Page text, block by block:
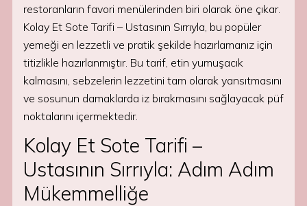
restoranların favori menülerinden biri olarak öne çıkar.
Kolay Et Sote Tarifi – Ustasının Sırrıyla, bu popüler
yemeği en lezzetli ve pratik şekilde hazırlamanız için
titizlikle hazırlanmıştır. Bu tarif, etin yumuşacık
kalmasını, sebzelerin lezzetini tam olarak yansıtmasını
ve sosunun damaklarda iz bırakmasını sağlayacak püf
noktalarını içermektedir.
Kolay Et Sote Tarifi –
Ustasının Sırrıyla: Adım Adım
Mükemmelliğe